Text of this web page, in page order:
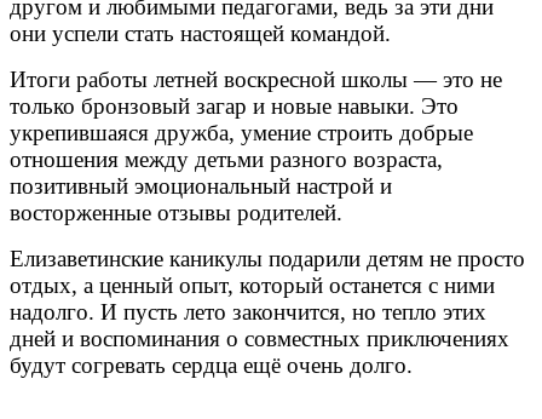
другом и любимыми педагогами, ведь за эти дни
они успели стать настоящей командой.
Итоги работы летней воскресной школы — это не
только бронзовый загар и новые навыки. Это
укрепившаяся дружба, умение строить добрые
отношения между детьми разного возраста,
позитивный эмоциональный настрой и
восторженные отзывы родителей.
Елизаветинские каникулы подарили детям не просто
отдых, а ценный опыт, который останется с ними
надолго. И пусть лето закончится, но тепло этих
дней и воспоминания о совместных приключениях
будут согревать сердца ещё очень долго.